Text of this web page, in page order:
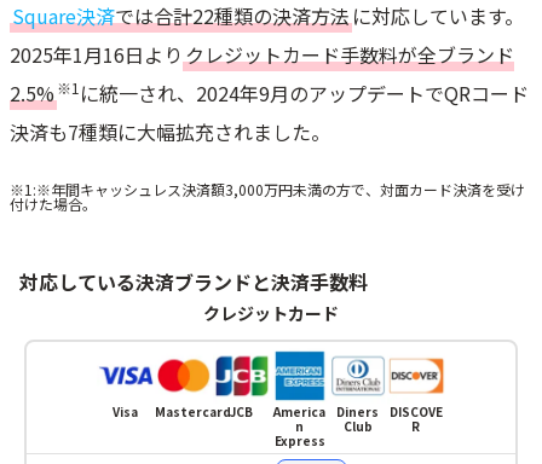
Square決済では合計22種類の決済方法に対応しています。
2025年1月16日より クレジットカード手数料が全ブランド
2.5%※1 に統一され、2024年9月のアップデートでQRコード
決済も7種類に大幅拡充されました。
※1:※年間キャッシュレス決済額3,000万円未満の​方で、​対面カード決済を​受け
付けた​場合。
対応している決済ブランドと決済手数料
クレジットカード
Visa MastercardJCB
America
n
Express
Diners
Club
DISCOVE
R